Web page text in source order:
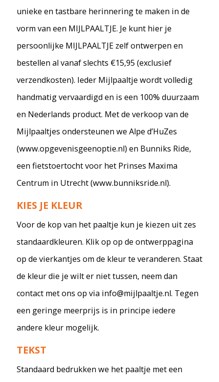
unieke en tastbare herinnering te maken in de
vorm van een MIJLPAALTJE. Je kunt hier je
persoonlijke MIJLPAALTJE zelf ontwerpen en
bestellen al vanaf slechts €15,95 (exclusief
verzendkosten). Ieder Mijlpaaltje wordt volledig
handmatig vervaardigd en is een 100% duurzaam
en Nederlands product. Met de verkoop van de
Mijlpaaltjes ondersteunen we Alpe d’HuZes
(www.opgevenisgeenoptie.nl) en Bunniks Ride,
een fietstoertocht voor het Prinses Maxima
Centrum in Utrecht (www.bunniksride.nl).
KIES JE KLEUR
Voor de kop van het paaltje kun je kiezen uit zes
standaardkleuren. Klik op op de ontwerppagina
op de vierkantjes om de kleur te veranderen. Staat
de kleur die je wilt er niet tussen, neem dan
contact met ons op via info@mijlpaaltje.nl. Tegen
een geringe meerprijs is in principe iedere
andere kleur mogelijk.
TEKST
Standaard bedrukken we het paaltje met een